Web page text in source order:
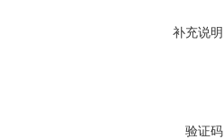
补充说
验证